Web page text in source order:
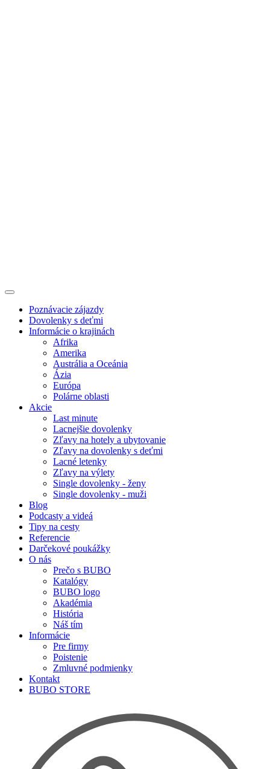
Poznávacie zájazdy
Dovolenky s deťmi
Informácie o krajinách
Afrika
Amerika
Austrália a Oceánia
Ázia
Európa
Polárne oblasti
Akcie
Last minute
Lacnejšie dovolenky
Zľavy na hotely a ubytovanie
Zľavy na dovolenky s deťmi
Lacné letenky
Zľavy na výlety
Single dovolenky - ženy
Single dovolenky - muži
Blog
Podcasty a videá
Tipy na cesty
Referencie
Darčekové poukážky
O nás
Prečo s BUBO
Katalógy
BUBO logo
Akadémia
História
Náš tím
Informácie
Pre firmy
Poistenie
Zmluvné podmienky
Kontakt
BUBO STORE